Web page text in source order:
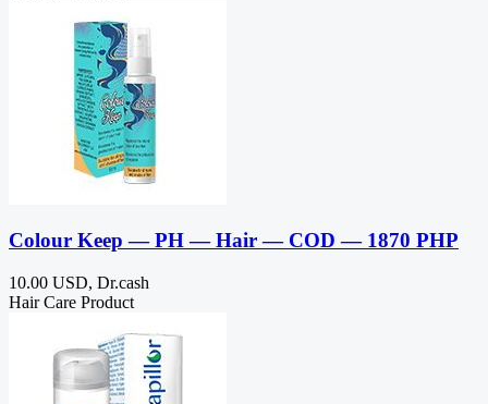
Colour Keep — PH — Hair — COD — 1870 PHP
10.00 USD, Dr.cash
Hair Care Product